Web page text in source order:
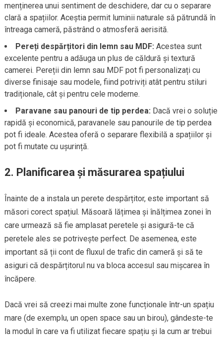
menținerea unui sentiment de deschidere, dar cu o separare
clară a spațiilor. Aceștia permit luminii naturale să pătrundă în
întreaga cameră, păstrând o atmosferă aerisită.
Pereți despărțitori din lemn sau MDF: Acestea sunt
excelente pentru a adăuga un plus de căldură și textură
camerei. Pereții din lemn sau MDF pot fi personalizați cu
diverse finisaje sau modele, fiind potriviți atât pentru stiluri
tradiționale, cât și pentru cele moderne.
Paravane sau panouri de tip perdea: Dacă vrei o soluție
rapidă și economică, paravanele sau panourile de tip perdea
pot fi ideale. Acestea oferă o separare flexibilă a spațiilor și
pot fi mutate cu ușurință.
2. Planificarea și măsurarea spațiului
Înainte de a instala un perete despărțitor, este important să
măsori corect spațiul. Măsoară lățimea și înălțimea zonei în
care urmează să fie amplasat peretele și asigură-te că
peretele ales se potrivește perfect. De asemenea, este
important să ții cont de fluxul de trafic din cameră și să te
asiguri că despărțitorul nu va bloca accesul sau mișcarea în
încăpere.
Dacă vrei să creezi mai multe zone funcționale într-un spațiu
mare (de exemplu, un open space sau un birou), gândeste-te
la modul în care va fi utilizat fiecare spațiu și la cum ar trebui